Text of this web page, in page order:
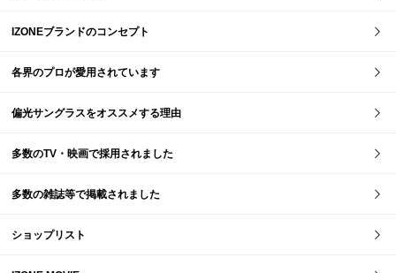
IZONEブランドのコンセプト
各界のプロが愛用されています
偏光サングラスをオススメする理由
多数のTV・映画で採用されました
多数の雑誌等で掲載されました
ショップリスト